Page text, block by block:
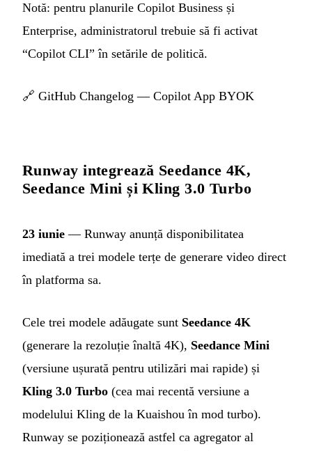
Notă: pentru planurile Copilot Business și
Enterprise, administratorul trebuie să fi activat
“Copilot CLI” în setările de politică.
🔗 GitHub Changelog — Copilot App BYOK
Runway integrează Seedance 4K,
Seedance Mini și Kling 3.0 Turbo
23 iunie — Runway anunță disponibilitatea
imediată a trei modele terțe de generare video direct
în platforma sa.
Cele trei modele adăugate sunt Seedance 4K
(generare la rezoluție înaltă 4K), Seedance Mini
(versiune ușurată pentru utilizări mai rapide) și
Kling 3.0 Turbo (cea mai recentă versiune a
modelului Kling de la Kuaishou în mod turbo).
Runway se poziționează astfel ca agregator al